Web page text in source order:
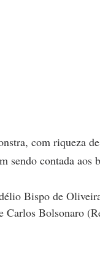
com riqueza
contada aos
Bispo de
Carlos Bolsonaro